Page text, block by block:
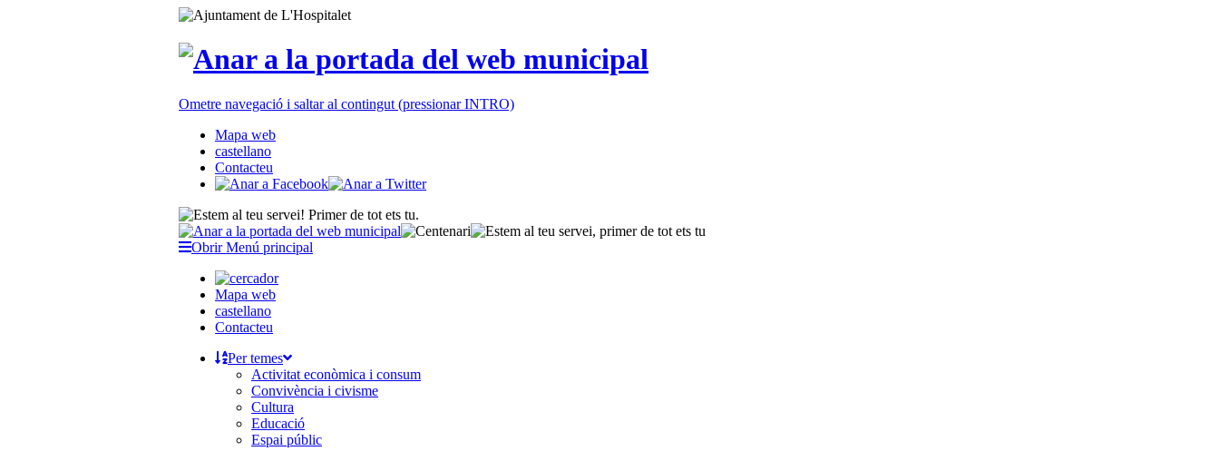
Ometre navegació i saltar al contingut (pressionar INTRO)
Mapa web
castellano
Contacteu
Obrir Menú principal
Mapa web
castellano
Contacteu
Per temes
Activitat econòmica i consum
Convivència i civisme
Cultura
Educació
Espai públic